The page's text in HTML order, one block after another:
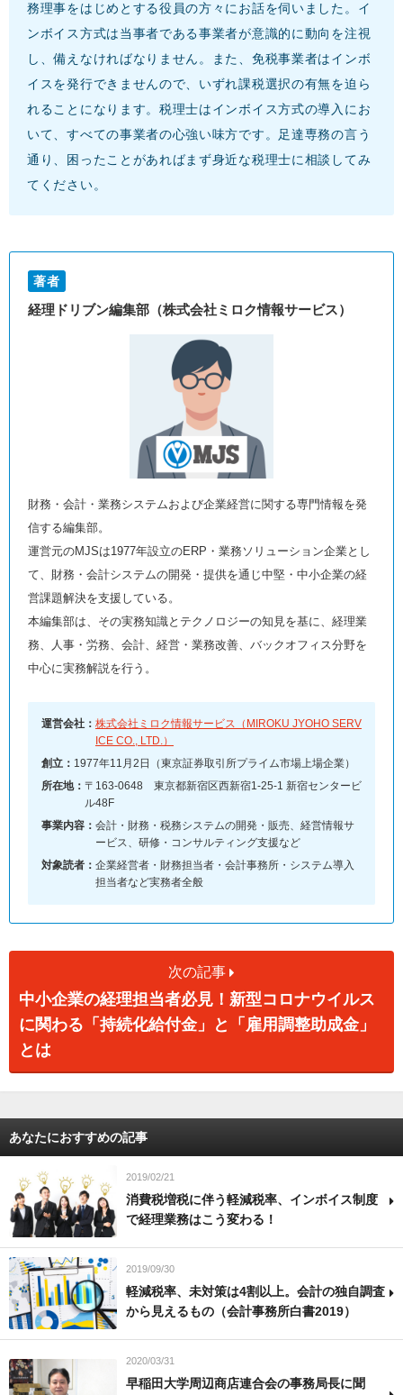
務理事をはじめとする役員の方々にお話を伺いました。イ
ンボイス方式は当事者である事業者が意識的に動向を注視
し、備えなければなりません。また、免税事業者はインボ
イスを発行できませんので、いずれ課税選択の有無を迫ら
れることになります。税理士はインボイス方式の導入にお
いて、すべての事業者の心強い味方です。足達専務の言う
通り、困ったことがあればまず身近な税理士に相談してみ
てください。
著者
経理ドリブン編集部（株式会社ミロク情報サービス）
財務・会計・業務システムおよび企業経営に関する専門情報を発
信する編集部。
運営元のMJSは1977年設立のERP・業務ソリューション企業とし
て、財務・会計システムの開発・提供を通じ中堅・中小企業の経
営課題解決を支援している。
本編集部は、その実務知識とテクノロジーの知見を基に、経理業
務、人事・労務、会計、経営・業務改善、バックオフィス分野を
中心に実務解説を行う。
運営会社： 株式会社ミロク情報サービス（MIROKU JYOHO SERV
ICE CO., LTD.）
創立： 1977年11月2日（東京証券取引所プライム市場上場企業）
所在地： 〒163-0648 東京都新宿区西新宿1-25-1 新宿センタービ
ル48F
事業内容： 会計・財務・税務システムの開発・販売、経営情報サ
ービス、研修・コンサルティング支援など
対象読者： 企業経営者・財務担当者・会計事務所・システム導入
担当者など実務者全般
次の記事
中小企業の経理担当者必見！新型コロナウイルス
に関わる「持続化給付金」と「雇用調整助成金」
とは
あなたにおすすめの記事
2019/02/21
消費税増税に伴う軽減税率、インボイス制度
で経理業務はこう変わる！
2019/09/30
軽減税率、未対策は4割以上。会計の独自調査
から見えるもの（会計事務所白書2019）
2020/03/31
早稲田大学周辺商店連合会の事務局長に聞